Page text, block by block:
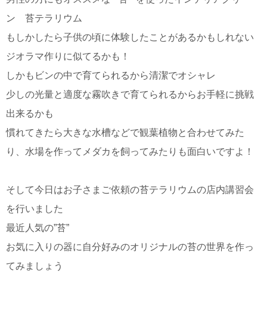
ン 苔テラリウム
もしかしたら子供の頃に体験したことがあるかもしれない
ジオラマ作りに似てるかも！
しかもビンの中で育てられるから清潔でオシャレ
少しの光量と適度な霧吹きで育てられるからお手軽に挑戦
出来るかも
慣れてきたら大きな水槽などで観葉植物と合わせてみた
り、水場を作ってメダカを飼ってみたりも面白いですよ！
そして今日はお子さまご依頼の苔テラリウムの店内講習会
を行いました
最近人気の”苔”
お気に入りの器に自分好みのオリジナルの苔の世界を作っ
てみましょう